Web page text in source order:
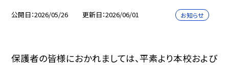
公開日 2026/05/26 更新日 2026/06/01 お知らせ
保護者の皆様におかれましては、平素より本校および